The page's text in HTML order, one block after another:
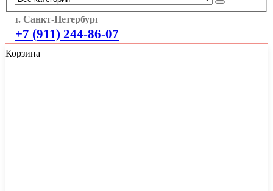
г. Санкт-Петербург
+7 (911) 244-86-07
Корзина